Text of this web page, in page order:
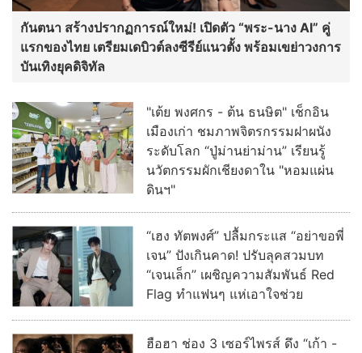
กันตนา สร้างปรากฏการณ์ใหม่! เปิดตัว “พระ-นาง AI” คู่
แรกของไทย เตรียมเดบิวต์ลงซีรีย์แนวตั้ง พร้อมเขย่าวงการ
บันเทิงยุคดิจิทัล
"เต้ย พงศกร - ต้น ธนษิต" เช็กอิน
เมืองเก่า ชมภาพจิตรกรรมฝาผนัง
ระดับโลก “ปู่ม่านย่าม่าน” เรียนรู้
นวัตกรรมผักเชียงดาใน "หอมแผ่น
ดินฯ"
“เฮง ทัตพงศ์” ปลื้มกระแส “อย่าขอพี่
เจน” ปังเกินคาด! ปรับลุคสวมบท
“เจนเล็ก” เผชิญความสัมพันธ์ Red
Flag ทำแฟนๆ แห่เอาใจช่วย
ฮือฮา ช่อง 3 เซอร์ไพรส์ ดึง “เก้า -